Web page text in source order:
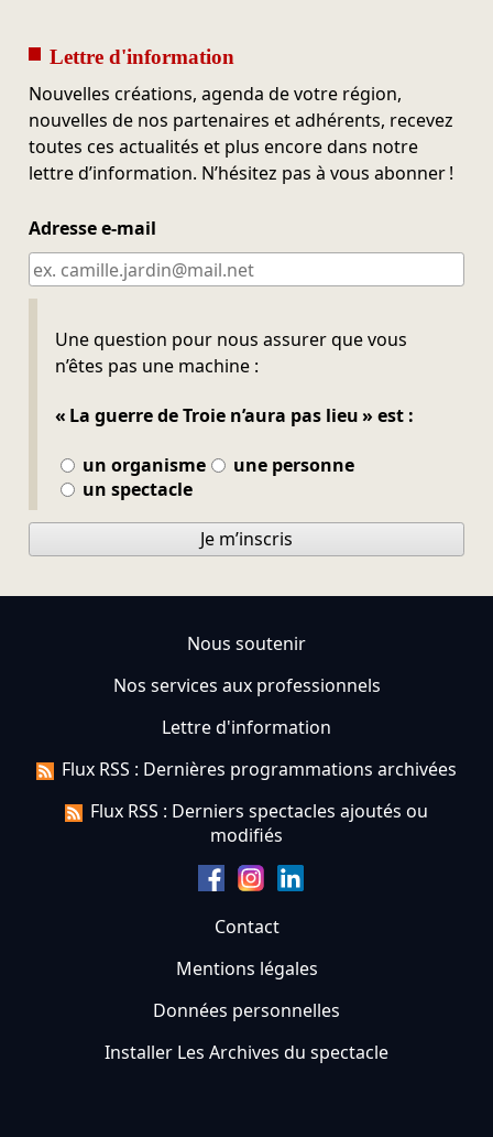
Lettre d'information
Nouvelles créations, agenda de votre région,
nouvelles de nos partenaires et adhérents, recevez
toutes ces actualités et plus encore dans notre
lettre d’information. N’hésitez pas à vous abonner !
Adresse e-mail
Une question pour nous assurer que vous
n’êtes pas une machine :
« La guerre de Troie n’aura pas lieu » est :
un organisme
une personne
un spectacle
Ne pas remplir
Je m’inscris
Nous soutenir
Nos services aux professionnels
Lettre d'information
Flux RSS : Dernières programmations archivées
Flux RSS : Derniers spectacles ajoutés ou
modifiés
Contact
Mentions légales
Données personnelles
Installer Les Archives du spectacle